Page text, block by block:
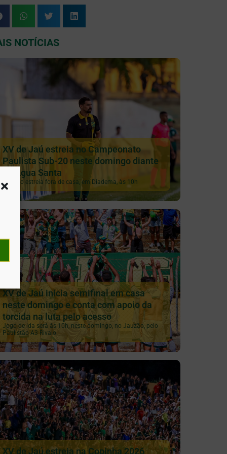
NOTÍCIAS
XV de Jaú estreia no Campeonato
Paulista Sub-20 neste domingo diante
do Água Santa
Galinho estreia fora de casa, em Diadema, às 10h
XV de Jaú inicia semifinal em casa
neste domingo e conta com apoio da
torcida na luta pelo acesso
Jogo de ida será às 10h, neste domingo, no Jauzão, pelo
Paulistão A3 Rivalo
XV de Jaú estreia na Copinha 2026